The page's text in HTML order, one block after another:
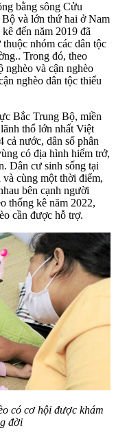
bằng sông Cửu
và lớn thứ hai ở Nam
đến năm 2019 đã
nhóm các dân tộc
Trong đó, theo
nghèo và cận nghèo
nghèo dân tộc thiểu
Bắc Trung Bộ, miền
thổ lớn nhất Việt
cả nước, dân số phân
có địa hình hiểm trở,
Dân cư sinh sống tại
cùng một thời điểm,
bên cạnh người
thống kê năm 2022,
cần được hỗ trợ.
có cơ hội được khám
đời